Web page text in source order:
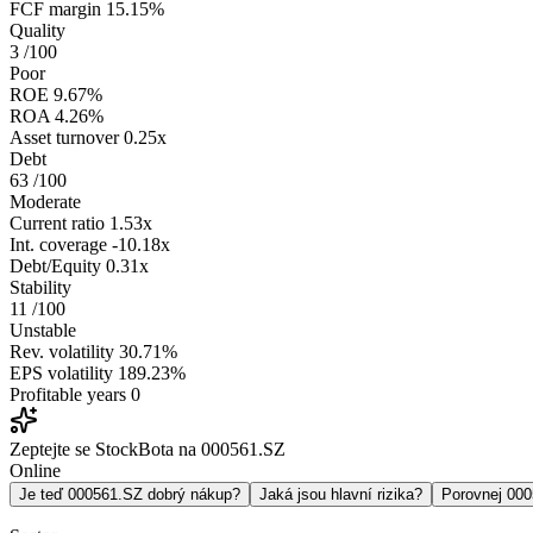
FCF margin 15.15%
Quality
3 /100
Poor
ROE 9.67%
ROA 4.26%
Asset turnover 0.25x
Debt
63 /100
Moderate
Current ratio 1.53x
Int. coverage -10.18x
Debt/Equity 0.31x
Stability
11 /100
Unstable
Rev. volatility 30.71%
EPS volatility 189.23%
Profitable years 0
Zeptejte se StockBota na 000561.SZ
Online
Je teď 000561.SZ dobrý nákup? Jaká jsou hlavní rizika? Porovnej